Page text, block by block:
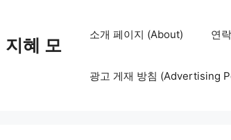
지혜 모
소개 페이지 (About) 연
광고 게재 방침 (Advertising